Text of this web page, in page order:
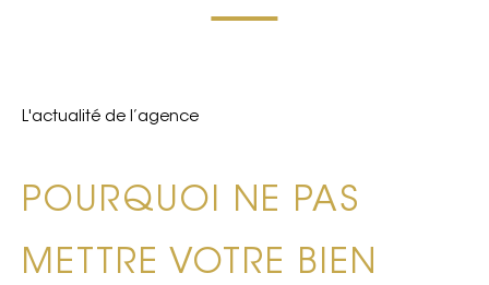
L'actualité de l’agence
POURQUOI NE PAS
METTRE VOTRE BIEN